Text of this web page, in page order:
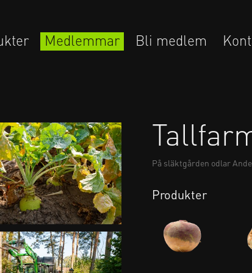
Medlemmar Bli medlem
På släktgården odlar
Produkter